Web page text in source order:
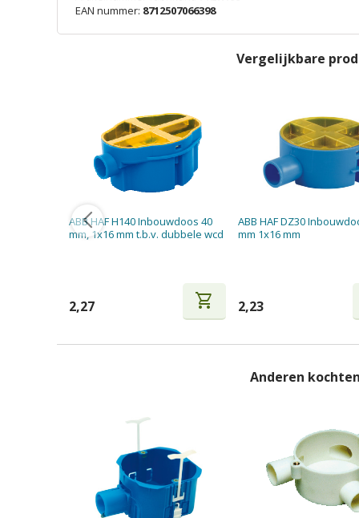
EAN nummer: 8712507066398
Vergelijkbare
ABB HAF H140 Inbouwdoos 40
mm, 1x16 mm t.b.v. dubbele wcd
2,27 shopping_cart
ABB HAF DZ30
mm 1x16 mm
2,23
Anderen